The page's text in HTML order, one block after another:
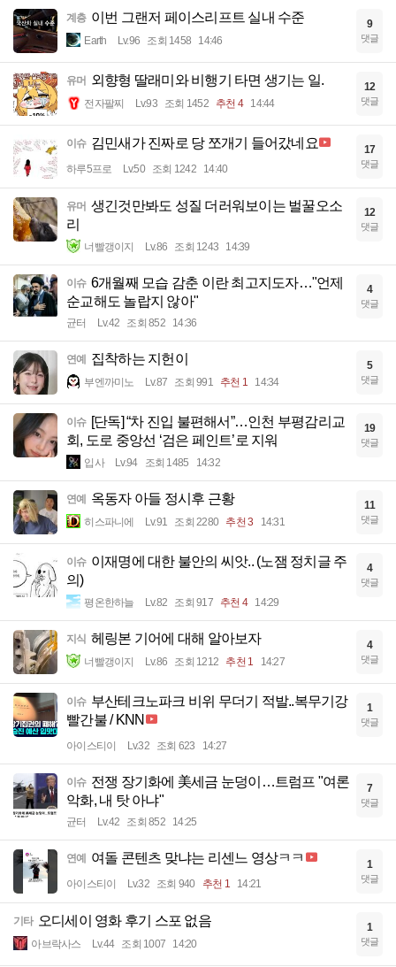
계층 이번 그랜저 페이스리프트 실내 수준
Earth Lv.96 조회 1458 14:46
9
댓글
유머 외향형 딸래미와 비행기 타면 생기는 일.
전자팔찌 Lv.93 조회 1452 추천 4 14:44
12
댓글
이슈 김민새가 진짜로 당 쪼개기 들어갔네요
하루5프로 Lv.50 조회 1242 14:40
17
댓글
유머 생긴것만봐도 성질 더러워보이는 벌꿀오소
리
너빨갱이지 Lv.86 조회 1243 14:39
12
댓글
이슈 6개월째 모습 감춘 이란 최고지도자…"언제
순교해도 놀랍지 않아"
균터 Lv.42 조회 852 14:36
4
댓글
연예 집착하는 지헌이
부엔까미노 Lv.87 조회 991 추천 1 14:34
5
댓글
이슈 [단독] “차 진입 불편해서”…인천 부평감리교
회, 도로 중앙선 ‘검은 페인트’로 지워
입사 Lv.94 조회 1485 14:32
19
댓글
연예 옥동자 아들 정시후 근황
히스파니에 Lv.91 조회 2280 추천 3 14:31
11
댓글
이슈 이재명에 대한 불안의 씨앗.. (노잼 정치글 주
의)
평온한하늘 Lv.82 조회 917 추천 4 14:29
4
댓글
지식 헤링본 기어에 대해 알아보자
너빨갱이지 Lv.86 조회 1212 추천 1 14:27
4
댓글
이슈 부산테크노파크 비위 무더기 적발..복무기강
빨간불 / KNN
아이스티이 Lv.32 조회 623 14:27
1
댓글
이슈 전쟁 장기화에 美세금 눈덩이…트럼프 "여론
악화, 내 탓 아냐"
균터 Lv.42 조회 852 14:25
7
댓글
연예 여돌 콘텐츠 맞냐는 리센느 영상ㅋㅋ
아이스티이 Lv.32 조회 940 추천 1 14:21
1
댓글
기타 오디세이 영화 후기 스포 없음
아브락사스 Lv.44 조회 1007 14:20
1
댓글